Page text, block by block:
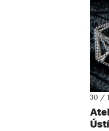
30 /